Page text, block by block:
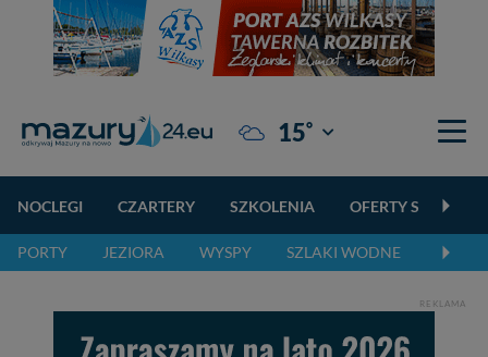
15° Giżycko
NOCLEGI CZARTERY SZKOLENIA OFERTY
PORTY JEZIORA WYSPY SZLAKI WODNE
REKLAMA